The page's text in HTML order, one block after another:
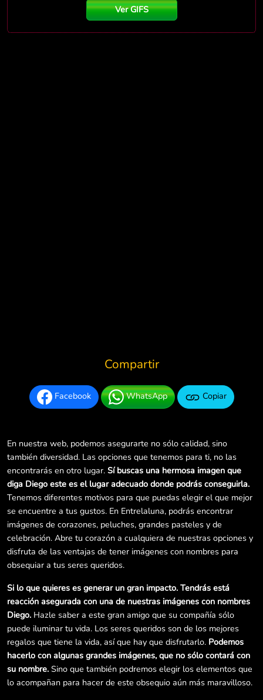
Ver GIFS
Compartir
Facebook WhatsApp Copiar
En nuestra web, podemos asegurarte no sólo calidad, sino
también diversidad. Las opciones que tenemos para ti, no las
encontrarás en otro lugar. Sí buscas una hermosa imagen que
diga Diego este es el lugar adecuado donde podrás conseguirla.
Tenemos diferentes motivos para que puedas elegir el que mejor
se encuentre a tus gustos. En Entrelaluna, podrás encontrar
imágenes de corazones, peluches, grandes pasteles y de
celebración. Abre tu corazón a cualquiera de nuestras opciones y
disfruta de las ventajas de tener imágenes con nombres para
obsequiar a tus seres queridos.
Si lo que quieres es generar un gran impacto. Tendrás está
reacción asegurada con una de nuestras imágenes con nombres
Diego. Hazle saber a este gran amigo que su compañía sólo
puede iluminar tu vida. Los seres queridos son de los mejores
regalos que tiene la vida, así que hay que disfrutarlo. Podemos
hacerlo con algunas grandes imágenes, que no sólo contará con
su nombre. Sino que también podremos elegir los elementos que
lo acompañan para hacer de este obsequio aún más maravilloso.